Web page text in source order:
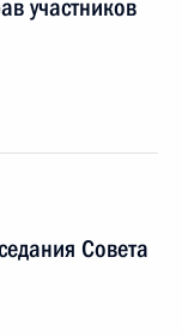
участников
Совета